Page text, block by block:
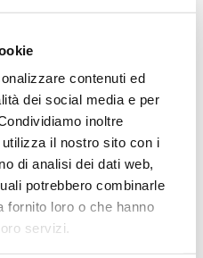
contenuti ed
dei social media e per
inoltre
il nostro sito con i
di analisi dei dati web,
potrebbero combinarle
fornito loro o che hanno
servizi.